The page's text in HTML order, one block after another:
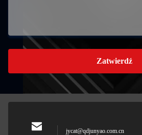
Zatwierdź
jycat@qdjunyao.com.cn